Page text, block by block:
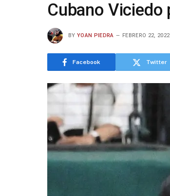
Cubano
BY YOAN PIEDRA FEBRERO 22, 2022
Facebook Twitter